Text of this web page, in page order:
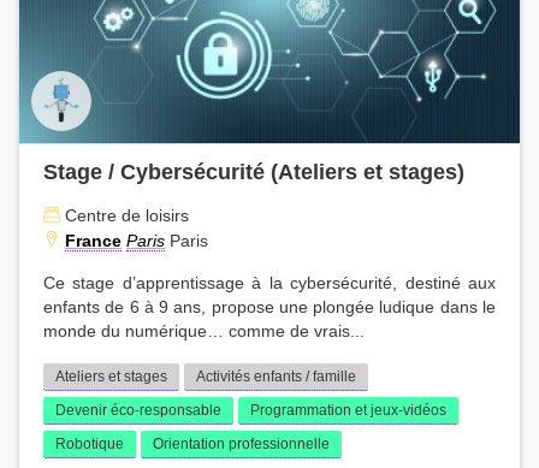
Stage / Cybersécurité (Ateliers et stages)
Centre de loisirs
France Paris Paris
Ce stage d’apprentissage à la cybersécurité, destiné aux
enfants de 6 à 9 ans, propose une plongée ludique dans le
monde du numérique… comme de vrais...
Ateliers et stages
Activités enfants / famille
Devenir éco-responsable
Programmation et jeux-vidéos
Robotique
Orientation professionnelle